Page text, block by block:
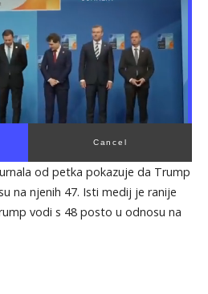
Cancel
od petka pokazuje da Trump
na njenih 47. Isti medij je ranije
vodi s 48 posto u odnosu na